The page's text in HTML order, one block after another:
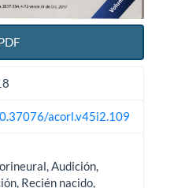
acorl.v45i2.109
Audición,
Recién nacido,